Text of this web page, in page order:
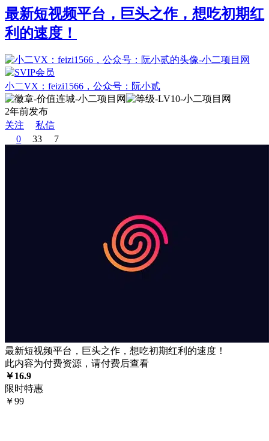
最新短视频平台，巨头之作，想吃初期红
利的速度！
小二VX：feizi1566，公众号：阮小贰
2年前发布
关注
私信
0
33 7
最新短视频平台，巨头之作，想吃初期红利的速度！
此内容为付费资源，请付费后查看
￥16.9
限时特惠
￥99